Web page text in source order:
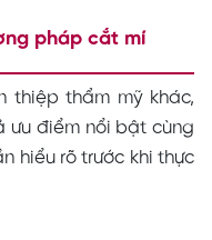
pháp cắt mí
thiệp thẩm mỹ khác,
ưu điểm nổi bật cùng
hiểu rõ trước khi thực